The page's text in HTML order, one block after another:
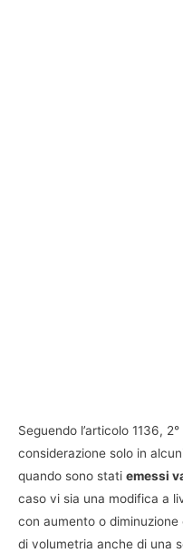
Seguendo l’articolo 1136,
considerazione solo in
quando sono stati emessi
caso vi sia una modifica a
con aumento o
di volumetria anche di una